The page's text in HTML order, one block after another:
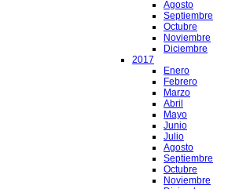
Agosto
Septiembre
Octubre
Noviembre
Diciembre
2017
Enero
Febrero
Marzo
Abril
Mayo
Junio
Julio
Agosto
Septiembre
Octubre
Noviembre